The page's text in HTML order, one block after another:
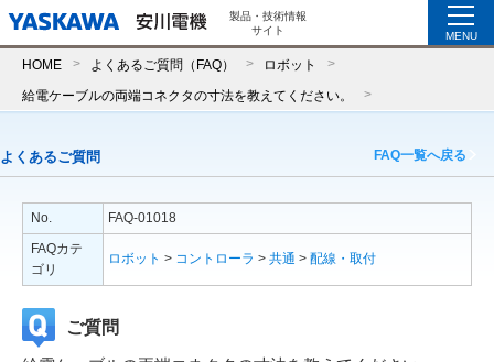
製品・技術情報
サイト
MENU
HOME よくあるご質問（FAQ） ロボット
給電ケーブルの両端コネクタの寸法を教えてください。
よくあるご質問 FAQ一覧へ戻る
No.
FAQ-01018
FAQカテ
ゴリ
ロボット > コントローラ > 共通 > 配線・取付
ご質問